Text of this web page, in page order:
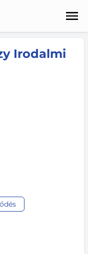
Irodalmi